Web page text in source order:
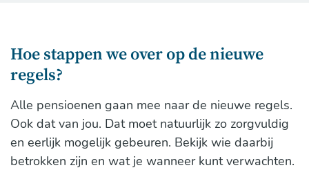
Hoe stappen we over op de nieuwe
regels?
Alle pensioenen gaan mee naar de nieuwe regels.
Ook dat van jou. Dat moet natuurlijk zo zorgvuldig
en eerlijk mogelijk gebeuren. Bekijk wie daarbij
betrokken zijn en wat je wanneer kunt verwachten.